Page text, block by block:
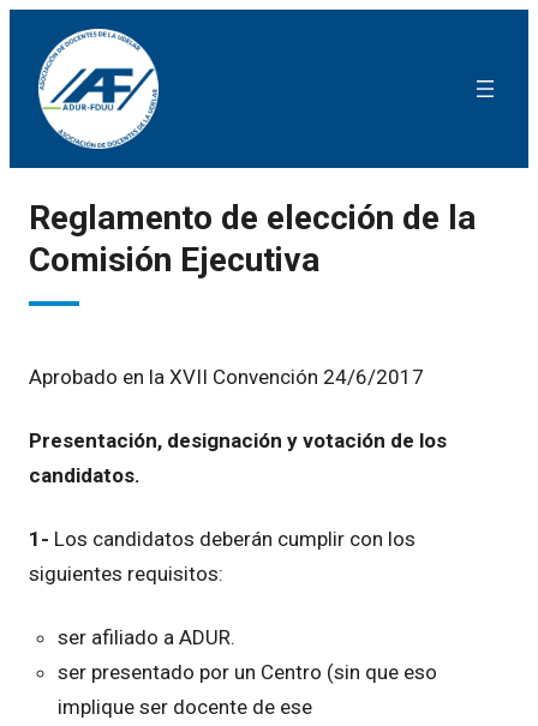
Reglamento de elección de la
Comisión Ejecutiva
Aprobado en la XVII Convención 24/6/2017
Presentación, designación y votación de los
candidatos.
1- Los candidatos deberán cumplir con los
siguientes requisitos:
ser afiliado a ADUR.
ser presentado por un Centro (sin que eso
implique ser docente de ese